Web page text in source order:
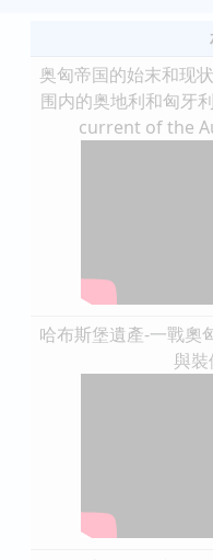
奥匈帝国的始末和现
围内的奥地利和匈牙
current of the
哈布斯堡遺產-一戰奧
與裝